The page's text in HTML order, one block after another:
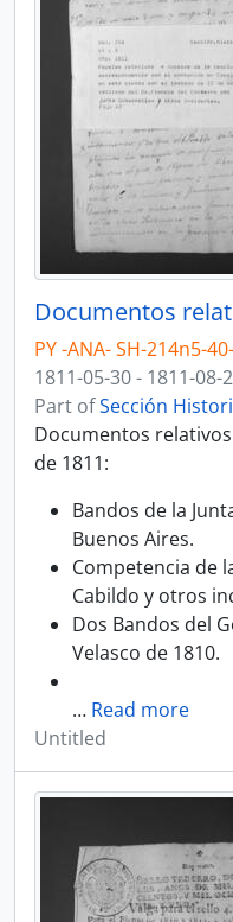
PY -ANA- SH-214n5-
1811-05-30 - 1811-08-
Part ofSección
Documentos
de 1811:
Bandos de la
Buenos Aires.
Competencia de
Cabildo y otros
Dos Bandos del
Velasco de 1810.
… Read more
Untitled